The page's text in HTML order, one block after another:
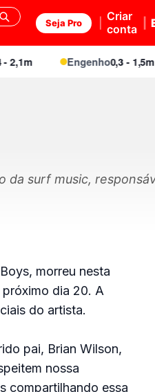
Seja Pro
Criar
conta
Engenho0,3 - 1,5m
da surf music,
morreu nesta
dia 20. A
do artista.
pai, Brian Wilson,
nossa
compartilhando essa